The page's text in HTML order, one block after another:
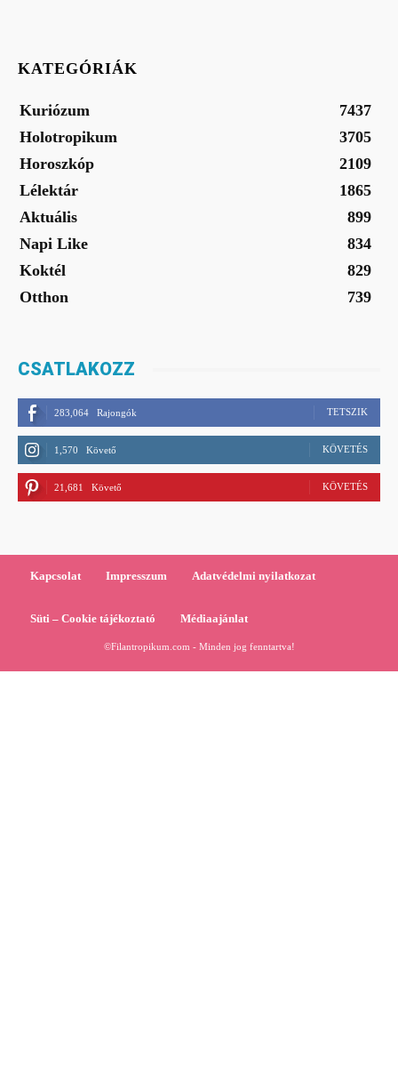
KATEGÓRIÁK
Kuriózum
7437
Holotropikum
3705
Horoszkóp
2109
Lélektár
1865
Aktuális
899
Napi Like
834
Koktél
829
Otthon
739
CSATLAKOZZ
283,064 Rajongók TETSZIK
1,570 Követő KÖVETÉS
21,681 Követő KÖVETÉS
Kapcsolat Impresszum Adatvédelmi nyilatkozat
Süti – Cookie tájékoztató Médiaajánlat
©Filantropikum.com - Minden jog fenntartva!